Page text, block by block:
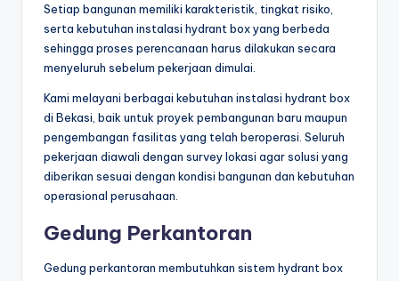
Setiap bangunan memiliki karakteristik, tingkat risiko,
serta kebutuhan instalasi hydrant box yang berbeda
sehingga proses perencanaan harus dilakukan secara
menyeluruh sebelum pekerjaan dimulai.
Kami melayani berbagai kebutuhan instalasi hydrant box
di Bekasi, baik untuk proyek pembangunan baru maupun
pengembangan fasilitas yang telah beroperasi. Seluruh
pekerjaan diawali dengan survey lokasi agar solusi yang
diberikan sesuai dengan kondisi bangunan dan kebutuhan
operasional perusahaan.
Gedung Perkantoran
Gedung perkantoran membutuhkan sistem hydrant box